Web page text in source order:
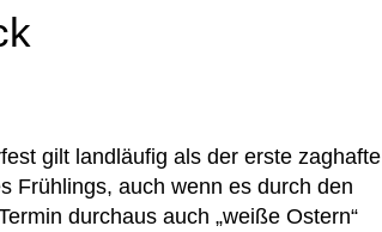
gilt landläufig als der erste zaghafte
Frühlings, auch wenn es durch den
durchaus auch „weiße Ostern“